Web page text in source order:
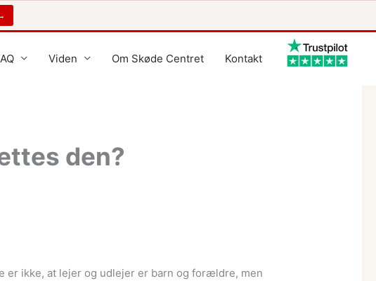
Viden Om Skøde Centret Kontakt
den?
ikke, at lejer og udlejer er barn og forældre, men